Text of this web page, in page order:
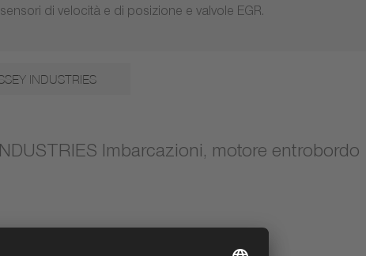
di velocità e di posizione e valvole EGR.
INDUSTRIES
Imbarcazioni, motore entrobordo